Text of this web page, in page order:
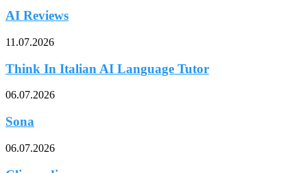
AI Reviews
11.07.2026
Think In Italian AI Language Tutor
06.07.2026
Sona
06.07.2026